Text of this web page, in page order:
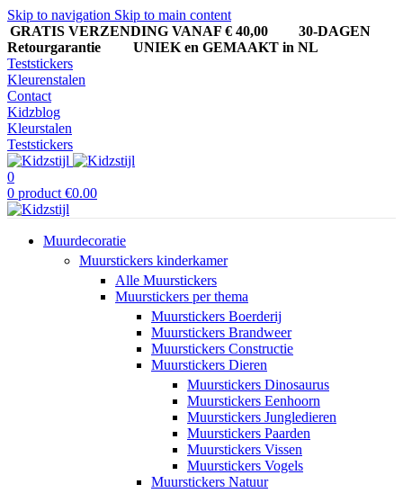
Skip to navigation Skip to main content
GRATIS VERZENDING VANAF € 40,00
30-DAGEN
Retourgarantie UNIEK en GEMAAKT in NL
Teststickers
Kleurenstalen
Contact
Kidzblog
Kleurstalen
Teststickers
0
0 product €0.00
Muurdecoratie
Muurstickers kinderkamer
Alle Muurstickers
Muurstickers per thema
Muurstickers Boerderij
Muurstickers Brandweer
Muurstickers Constructie
Muurstickers Dieren
Muurstickers Dinosaurus
Muurstickers Eenhoorn
Muurstickers Jungledieren
Muurstickers Paarden
Muurstickers Vissen
Muurstickers Vogels
Muurstickers Natuur